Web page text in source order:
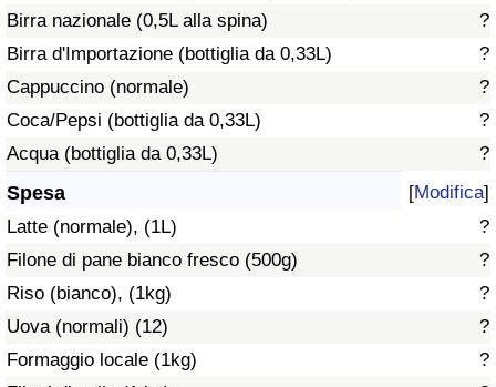
Birra nazionale (0,5L alla spina)
?
Birra d'Importazione (bottiglia da 0,33L)
?
Cappuccino (normale)
?
Coca/Pepsi (bottiglia da 0,33L)
?
Acqua (bottiglia da 0,33L)
?
Spesa [Modifica]
Latte (normale), (1L)
?
Filone di pane bianco fresco (500g)
?
Riso (bianco), (1kg)
?
Uova (normali) (12)
?
Formaggio locale (1kg)
?
ad Aqaba
Criminalità
Indice del Tasso di Criminalità (Corrente)
Indice della Criminalità
Indice di criminalità per paese
Indice dell’Assistenza Sanitaria (Corrente)
Indice dell’Assistenza Sanitaria